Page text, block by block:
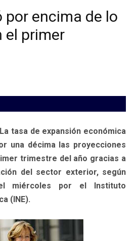
por encima de lo
el primer
tasa de expansión económica
una décima las proyecciones
trimestre del año gracias a
del sector exterior, según
miércoles por el Instituto
(INE).